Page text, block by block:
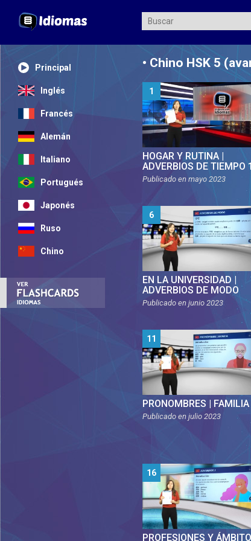
Principal
Inglés
Francés
Alemán
Italiano
Portugués
Japonés
Ruso
Chino
• Chino HSK 5
1
HOGAR Y RUTINA |
ADVERBIOS DE TIEMPO 1
Publicado en mayo 2023
6
EN LA UNIVERSIDAD |
ADVERBIOS DE MODO
Publicado en junio 2023
11
PRONOMBRES | FAMILIA
Publicado en julio 2023
16
PROFESIONES Y ÁMBITO